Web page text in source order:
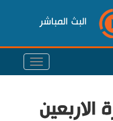
البث المباشر